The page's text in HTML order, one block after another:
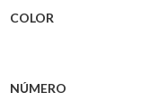
COLOR
NÚMERO